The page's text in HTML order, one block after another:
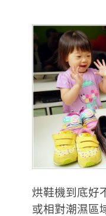
烘鞋機到底好
或相對潮濕區